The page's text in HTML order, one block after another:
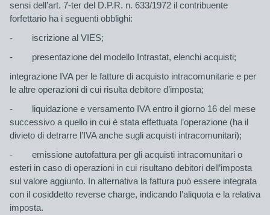
sensi dell’art. 7-ter del D.P.R. n. 633/1972 il contribuente
forfettario ha i seguenti obblighi:
- iscrizione al VIES;
- presentazione del modello Intrastat, elenchi acquisti;
integrazione IVA per le fatture di acquisto intracomunitarie e per
le altre operazioni di cui risulta debitore d’imposta;
- liquidazione e versamento IVA entro il giorno 16 del mese
successivo a quello in cui è stata effettuata l’operazione (ha il
divieto di detrarre l’IVA anche sugli acquisti intracomunitari);
- emissione autofattura per gli acquisti intracomunitari o
esteri in caso di operazioni in cui risultano debitori dell’imposta
sul valore aggiunto. In alternativa la fattura può essere integrata
con il cosiddetto reverse charge, indicando l’aliquota e la relativa
imposta.